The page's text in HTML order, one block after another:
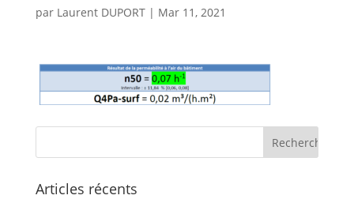
par Laurent DUPORT| Mar 11, 2021
Articles récents